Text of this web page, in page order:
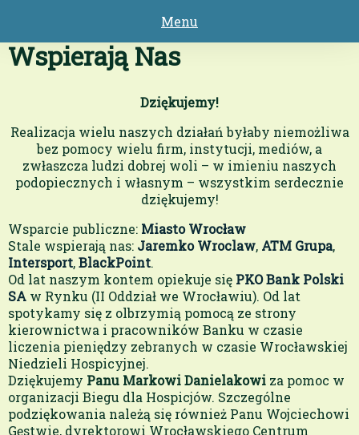
Menu
Strona główna
O nas
Wspierają Nas
1,5% Podatku
Kontakt
Zamknij
Wspierają Nas
Dziękujemy!
Realizacja wielu naszych działań byłaby niemożliwa
bez pomocy wielu firm, instytucji, mediów, a
zwłaszcza ludzi dobrej woli – w imieniu naszych
podopiecznych i własnym – wszystkim serdecznie
dziękujemy!
Wsparcie publiczne: Miasto Wrocław
Stale wspierają nas: Jaremko Wroclaw, ATM Grupa,
Intersport,BlackPoint.
Od lat naszym kontem opiekuje się PKO Bank Polski
SA w Rynku (II Oddział we Wrocławiu). Od lat
spotykamy się z olbrzymią pomocą ze strony
kierownictwa i pracowników Banku w czasie
liczenia pieniędzy zebranych w czasie Wrocławskiej
Niedzieli Hospicyjnej.
Dziękujemy Panu Markowi Danielakowi za pomoc w
organizacji Biegu dla Hospicjów. Szczególne
podziękowania należą się również Panu Wojciechowi
Gęstwie, dyrektorowi Wrocławskiego Centrum